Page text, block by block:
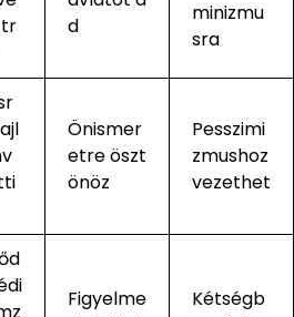
tr
d
minizmu
sra
Önismer
etre öszt
önöz
Pesszimi
zmushoz
vezethet
Figyelme
Kétségb